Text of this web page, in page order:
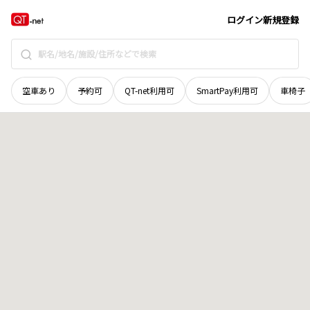
ログイン新規登録
空車あり 予約可 QT-net利用可 SmartPay利用可 車椅子
岡山県